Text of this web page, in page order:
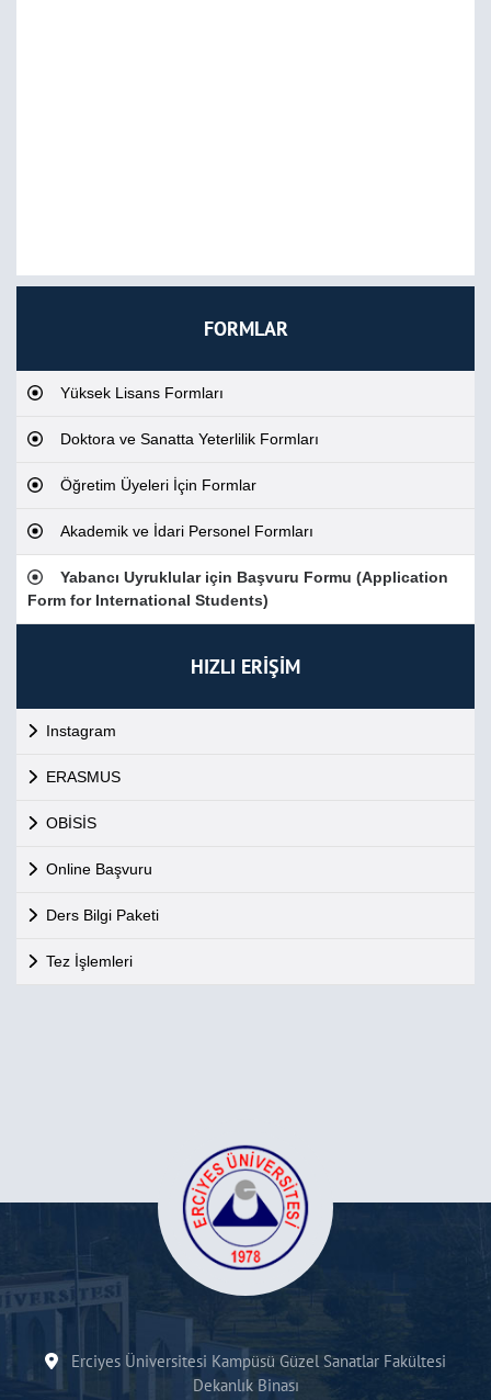
FORMLAR
Yüksek Lisans Formları
Doktora ve Sanatta Yeterlilik Formları
Öğretim Üyeleri İçin Formlar
Akademik ve İdari Personel Formları
Yabancı Uyruklular için Başvuru Formu (Application
Form for International Students)
HIZLI ERİŞİM
Instagram
ERASMUS
OBİSİS
Online Başvuru
Ders Bilgi Paketi
Tez İşlemleri
Erciyes Üniversitesi Kampüsü Güzel Sanatlar Fakültesi
Dekanlık Binası